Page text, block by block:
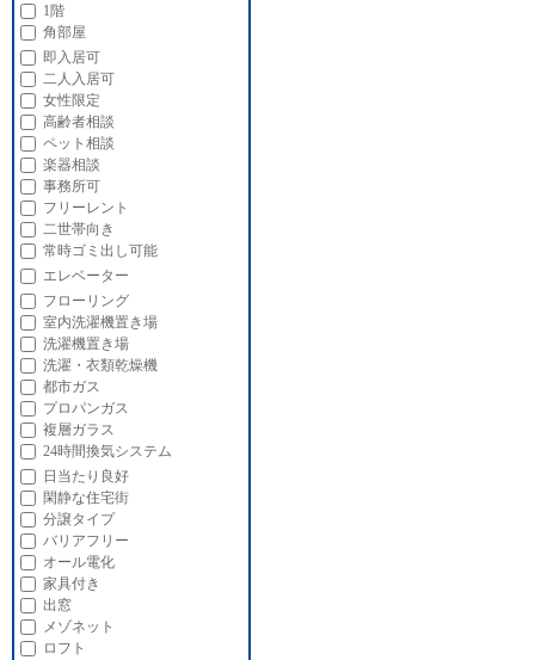
1階
角部屋
即入居可
二人入居可
女性限定
高齢者相談
ペット相談
楽器相談
事務所可
フリーレント
二世帯向き
常時ゴミ出し可能
エレベーター
フローリング
室内洗濯機置き場
洗濯機置き場
洗濯・衣類乾燥機
都市ガス
プロパンガス
複層ガラス
24時間換気システム
日当たり良好
閑静な住宅街
分譲タイプ
バリアフリー
オール電化
家具付き
出窓
メゾネット
ロフト